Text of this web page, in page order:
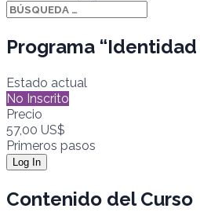
Programa
Estado actual
No Inscrito
Precio
57,00 US$
Primeros pasos
Log In
Contenido del Curso